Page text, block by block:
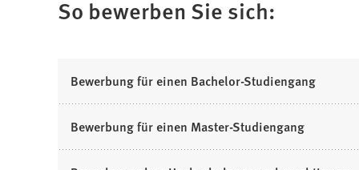
Tab)
So bewerben Sie sich:
Bewerbung für einen Bachelor-Studiengang
Bewerbung für einen Master-Studiengang